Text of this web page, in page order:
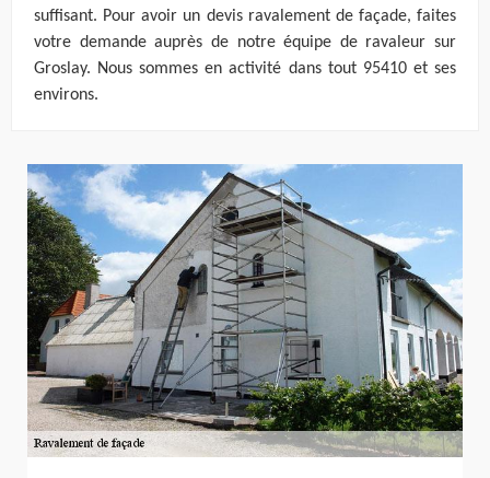
suffisant. Pour avoir un devis ravalement de façade, faites
votre demande auprès de notre équipe de ravaleur sur
Groslay. Nous sommes en activité dans tout 95410 et ses
environs.